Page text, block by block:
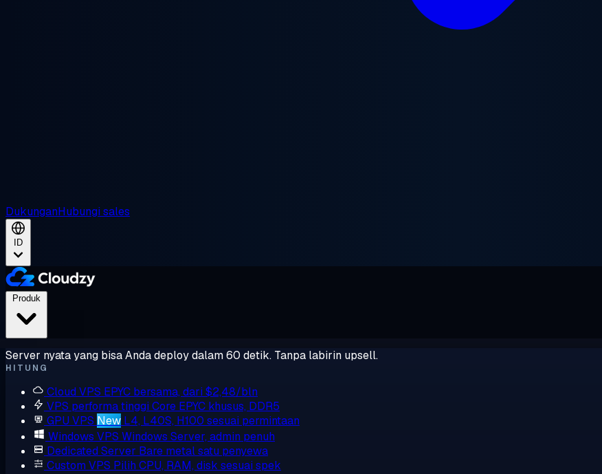
DukunganHubungi sales
ID
Server nyata yang bisa Anda deploy dalam 60 detik. Tanpa labirin upsell.
HITUNG
Cloud VPS EPYC bersama, dari $2,48/bln
VPS performa tinggi Core EPYC khusus, DDR5
GPU VPS New L4, L40S, H100 sesuai permintaan
Windows VPS Windows Server, admin penuh
Dedicated Server Bare metal satu penyewa
Custom VPS Pilih CPU, RAM, disk sesuai spek